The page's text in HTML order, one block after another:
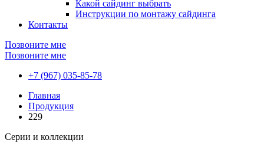
Какой сайдинг выбрать
Инструкции по монтажу сайдинга
Контакты
Позвоните мне
Позвоните мне
+7 (967) 035-85-78
Главная
Продукция
229
Серии и коллекции